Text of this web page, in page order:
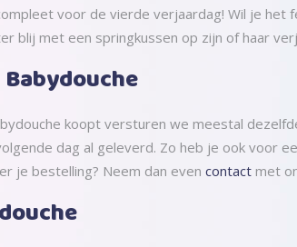
voor de vierde verjaardag! Wil je het
blij met een springkussen op zijn of haar
koopt versturen we meestal
dag al geleverd. Zo heb je ook voor
je bestelling? Neem dan even contact met